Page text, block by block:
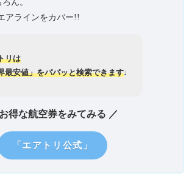
アラインをカバー!!
リは
最安値」をパパッと検索できます♩
得な航空券をみてみる ／
「エアトリ公式」